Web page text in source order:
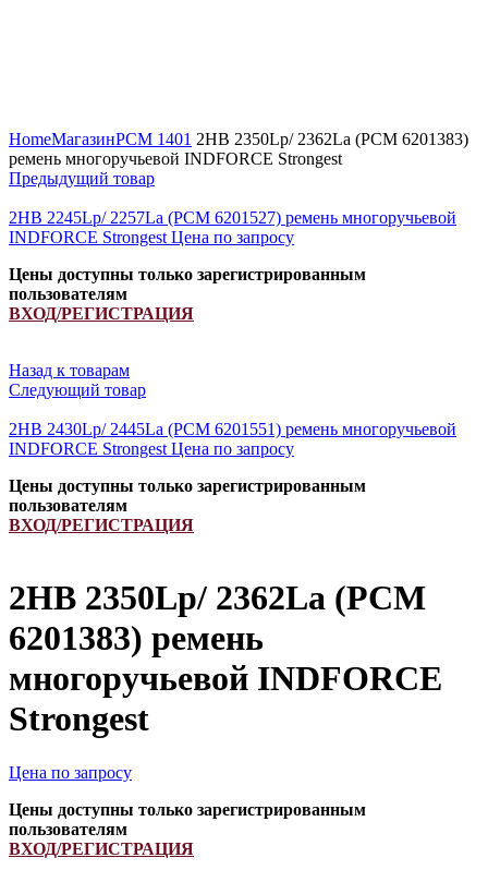
HomeМагазинРСМ 1401 2HB 2350Lp/ 2362La (PCM 6201383)
ремень многоручьевой INDFORCE Strongest
Предыдущий товар
2HB 2245Lp/ 2257La (PCM 6201527) ремень многоручьевой
INDFORCE Strongest Цена по запросу
Цены доступны только зарегистрированным
пользователям
ВХОД/РЕГИСТРАЦИЯ
Назад к товарам
Следующий товар
2HB 2430Lp/ 2445La (РСМ 6201551) ремень многоручьевой
INDFORCE Strongest Цена по запросу
Цены доступны только зарегистрированным
пользователям
ВХОД/РЕГИСТРАЦИЯ
2HB 2350Lp/ 2362La (PCM
6201383) ремень
многоручьевой INDFORCE
Strongest
Цена по запросу
Цены доступны только зарегистрированным
пользователям
ВХОД/РЕГИСТРАЦИЯ